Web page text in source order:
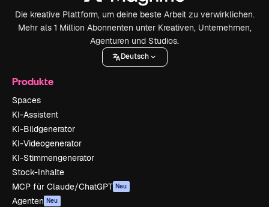
Die kreative Plattform, um deine beste Arbeit zu verwirklichen.
Mehr als 1 Million Abonnenten unter Kreativen, Unternehmen,
Agenturen und Studios.
Deutsch
Produkte
Spaces
KI-Assistent
KI-Bildgenerator
KI-Videogenerator
KI-Stimmengenerator
Stock-Inhalte
MCP für Claude/ChatGPT Neu
Agenten Neu